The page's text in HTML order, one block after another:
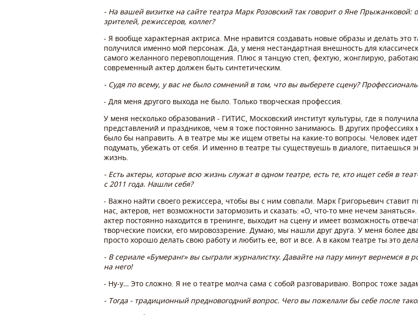
- На вашей визитке на сайте театра Марк Розовский так говорит о Яне Прыжанковой:
зрителей, режиссеров, коллег?
- Я вообще характерная актриса. Мне нравится создавать новые образы и делать это
получился именно мой персонаж. Да, у меня нестандартная внешность для
самого желанного перевоплощения. Плюс я танцую степ, фехтую, жонглирую,
современный актер должен быть синтетическим.
- Судя по всему, у вас не было сомнений в том, что вы выберете сцену?
- Для меня другого выхода не было. Только творческая профессия.
У меня несколько образований - ГИТИС, Московский институт культуры, где я
представлений и праздников, чем я тоже постоянно занимаюсь. В других профессиях
было бы направить. А в театре мы же ищем ответы на какие-то вопросы. Человек идет
подумать, убежать от себя. И именно в театре ты существуешь в диалоге, питаешься
жизнь.
- Есть актеры, которые всю жизнь служат в одном театре, есть те, кто ищет себя в
с 2011 года. Нашли себя?
- Важно найти своего режиссера, чтобы вы с ним совпали. Марк Григорьевич ставит
нас, актеров, нет возможности затормозить и сказать: «О, что-то мне нечем
актер постоянно находится в тренинге, выходит на сцену и имеет возможность
творческие поиски, его мировоззрение. Думаю, мы нашли друг друга. У меня более
просто хорошо делать свою работу и любить ее, вот и все. А в каком театре ты это
- В сериале «Бумеранг» вы сыграли журналистку. Давайте на пару минут вернемся в
на него!
- Ну-у… Это сложно. Я не о театре молча сама с собой разговариваю. Вопрос тоже
- Тогда - традиционный предновогодний вопрос. Чего вы пожелали бы себе после